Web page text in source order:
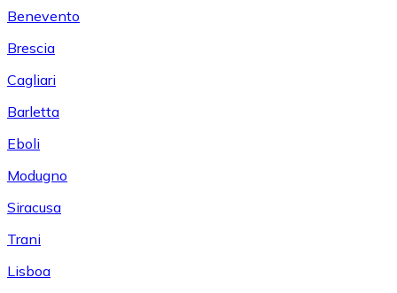
Benevento
Brescia
Cagliari
Barletta
Eboli
Modugno
Siracusa
Trani
Lisboa